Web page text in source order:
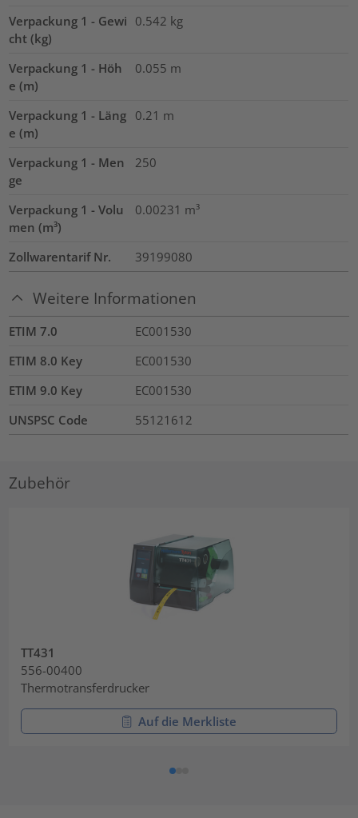
Verpackung 1 - Gewi
cht (kg)
0.542 kg
Verpackung 1 - Höh
e (m)
0.055 m
Verpackung 1 - Läng
e (m)
0.21 m
Verpackung 1 - Men
ge
250
Verpackung 1 - Volu
men (m³)
0.00231 m³
Zollwarentarif Nr. 39199080
Weitere Informationen
ETIM 7.0
EC001530
ETIM 8.0 Key
EC001530
ETIM 9.0 Key
EC001530
UNSPSC Code
55121612
Zubehör
TT431
556-00400
Thermotransferdrucker
Auf die Merkliste